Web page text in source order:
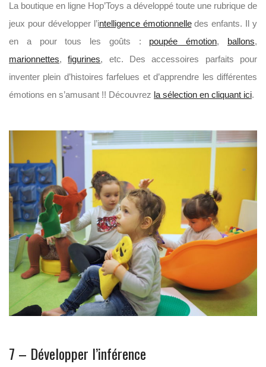
La boutique en ligne Hop’Toys a développé toute une rubrique de
jeux pour développer l’intelligence émotionnelledes enfants. Il y
en a pour tous les goûts : poupée émotion, ballons,
marionnettes,figurines, etc. Des accessoires parfaits pour
inventer plein d’histoires farfelues et d’apprendre les différentes
émotions en s’amusant !! Découvrez la sélection en cliquant ici.
7 – Développer l’inférence